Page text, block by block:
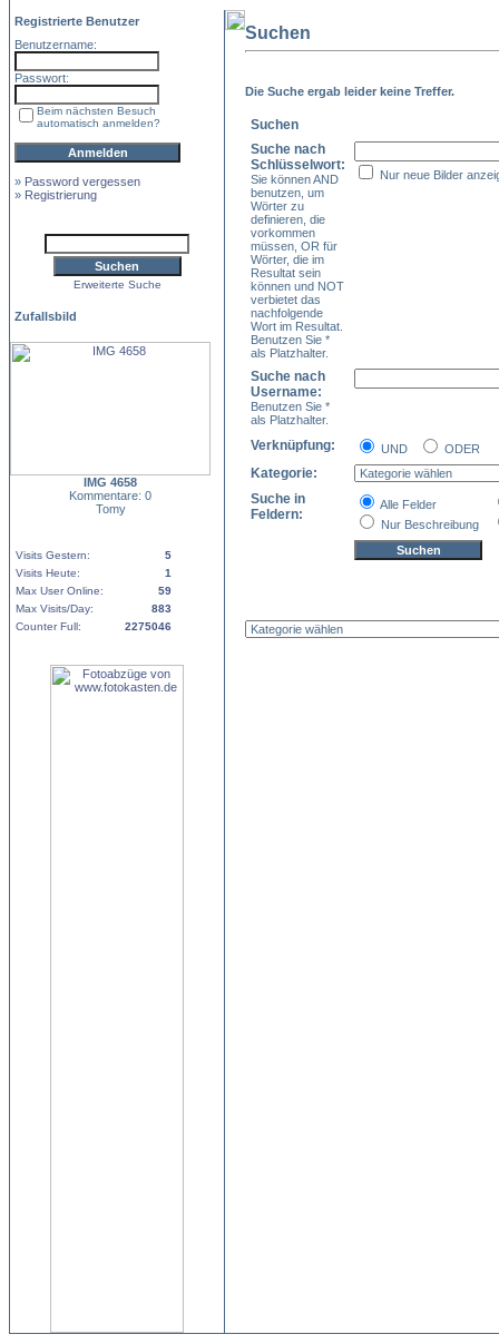
Registrierte Benutzer
Benutzername:
Passwort:
Beim nächsten Besuch
automatisch anmelden?
» Password vergessen
» Registrierung
Erweiterte Suche
Zufallsbild
IMG 4658
Kommentare: 0
Tomy
Visits Gestern:
5
Visits Heute:
1
Max User Online:
59
Max Visits/Day:
883
Counter Full:
2275046
Suchen
Die Suche ergab leider keine Treffer.
Suchen
Suche nach
Schlüsselwort:
Sie können AND
benutzen, um
Wörter zu
definieren, die
vorkommen
müssen, OR für
Wörter, die im
Resultat sein
können und NOT
verbietet das
nachfolgende
Wort im Resultat.
Benutzen Sie *
als Platzhalter.
Nur neue Bilder
Suche nach
Username:
Benutzen Sie *
als Platzhalter.
Verknüpfung: UND ODER
Kategorie:
Suche in
Feldern:
Alle Felder
Nur Beschreibung